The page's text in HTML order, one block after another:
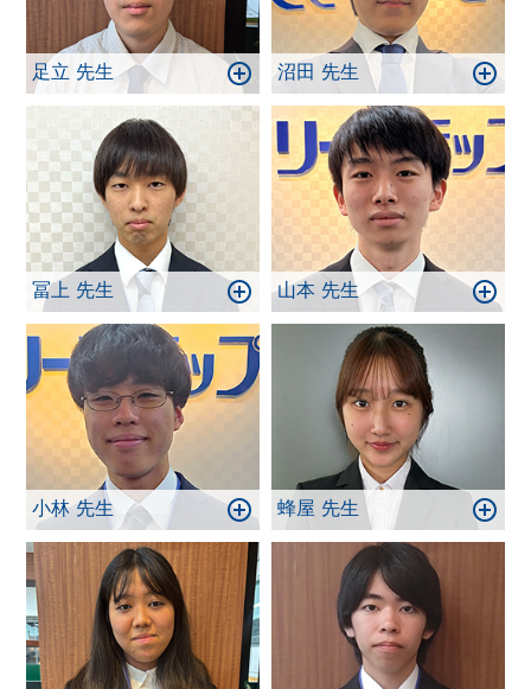
足立 先生 沼田 先生
冨上 先生 山本 先生
小林 先生 蜂屋 先生